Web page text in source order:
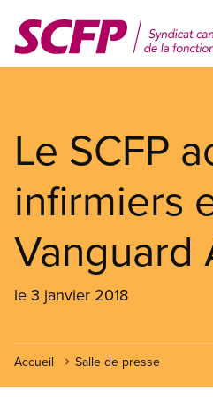
contenu
Le SCFP
infirmiers
Vanguard
le 3 janvier 2018
Accueil Salle de presse